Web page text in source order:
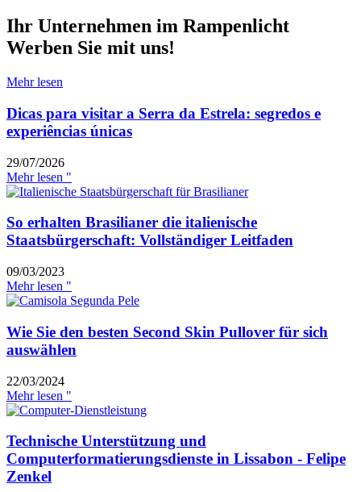
Ihr Unternehmen im Rampenlicht
Werben Sie mit uns!
Mehr lesen
Dicas para visitar a Serra da Estrela: segredos e
experiências únicas
29/07/2026
Mehr lesen "
So erhalten Brasilianer die italienische
Staatsbürgerschaft: Vollständiger Leitfaden
09/03/2023
Mehr lesen "
Wie Sie den besten Second Skin Pullover für sich
auswählen
22/03/2024
Mehr lesen "
Technische Unterstützung und
Computerformatierungsdienste in Lissabon - Felipe
Zenkel